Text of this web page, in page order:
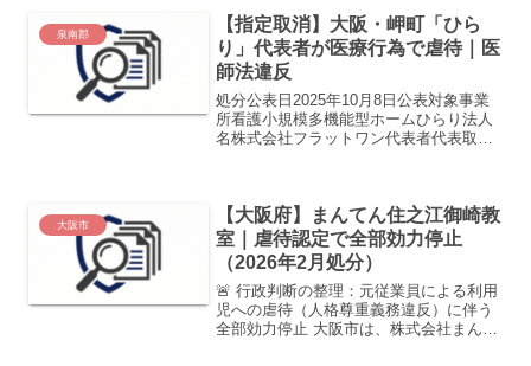
泉南郡
【指定取消】大阪・岬町「ひら
り」代表者が医療行為で虐待｜医
師法違反
処分公表日2025年10月8日公表対象事業
所看護小規模多機能型ホームひらり法人
名株式会社フラットワン代表者代表取締
名...
大阪市
【大阪府】まんてん住之江御崎教
室｜虐待認定で全部効力停止
（2026年2月処分）
🚨 行政判断の整理：元従業員による利用
児への虐待（人格尊重義務違反）に伴う
全部効力停止 大阪市は、株式会社まんて